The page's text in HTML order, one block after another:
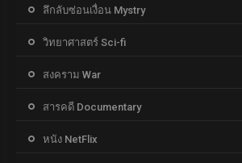
ลึกลับซ่อนเงื่อน Mystry
วิทยาศาสตร์ Sci-fi
สงคราม War
สารคดี Documentary
หนัง NetFlix